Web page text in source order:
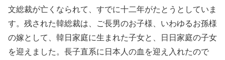
文総裁が亡くなられて、すでに十二年がたとうとしていま
す。残された韓総裁は、ご長男のお子様、いわゆるお孫様
の嫁として、韓日家庭に生まれた子女と、日日家庭の子女
を迎えました。長子直系に日本人の血を迎え入れたので